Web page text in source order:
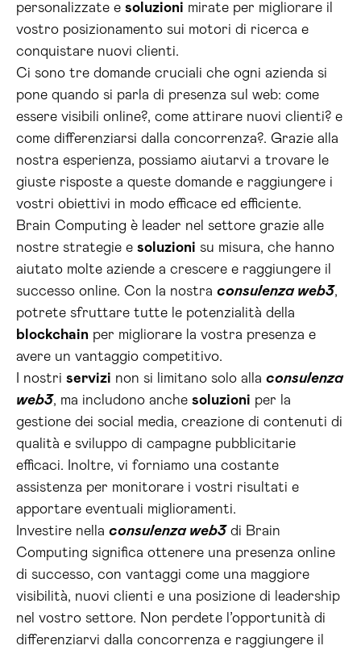
personalizzate e soluzioni mirate per migliorare il
vostro posizionamento sui motori di ricerca e
conquistare nuovi clienti.
Ci sono tre domande cruciali che ogni azienda si
pone quando si parla di presenza sul web: come
essere visibili online?, come attirare nuovi clienti? e
come differenziarsi dalla concorrenza?. Grazie alla
nostra esperienza, possiamo aiutarvi a trovare le
giuste risposte a queste domande e raggiungere i
vostri obiettivi in modo efficace ed efficiente.
Brain Computing è leader nel settore grazie alle
nostre strategie e soluzioni su misura, che hanno
aiutato molte aziende a crescere e raggiungere il
successo online. Con la nostra consulenza web3,
potrete sfruttare tutte le potenzialità della
blockchain per migliorare la vostra presenza e
avere un vantaggio competitivo.
I nostri servizi non si limitano solo alla consulenza
web3, ma includono anche soluzioni per la
gestione dei social media, creazione di contenuti di
qualità e sviluppo di campagne pubblicitarie
efficaci. Inoltre, vi forniamo una costante
assistenza per monitorare i vostri risultati e
apportare eventuali miglioramenti.
Investire nella consulenza web3di Brain
Computing significa ottenere una presenza online
di successo, con vantaggi come una maggiore
visibilità, nuovi clienti e una posizione di leadership
nel vostro settore. Non perdete l’opportunità di
differenziarvi dalla concorrenza e raggiungere il